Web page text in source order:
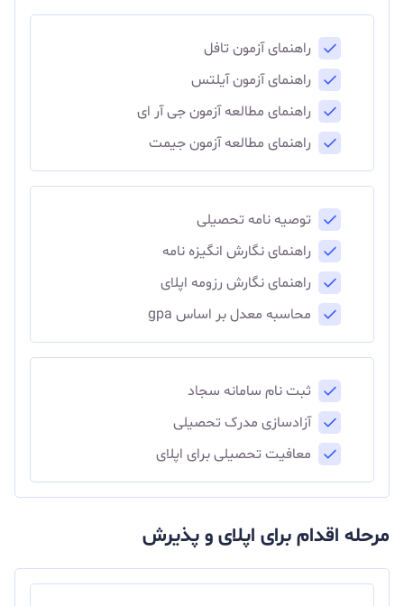
راهنمای آزمون تافل
راهنمای آزمون آیلتس
راهنمای مطالعه آزمون جی آر ای
راهنمای مطالعه آزمون جیمت
توصیه نامه تحصیلی
راهنمای نگارش انگیزه نامه
راهنمای نگارش رزومه اپلای
محاسبه معدل بر اساس gpa
ثبت نام سامانه سجاد
آزادسازی مدرک تحصیلی
معافیت تحصیلی برای اپلای
مرحله اقدام برای اپلای و پذیرش